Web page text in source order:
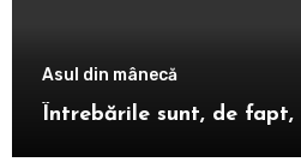
Asul din mânecă
Întrebările sunt, de fapt,